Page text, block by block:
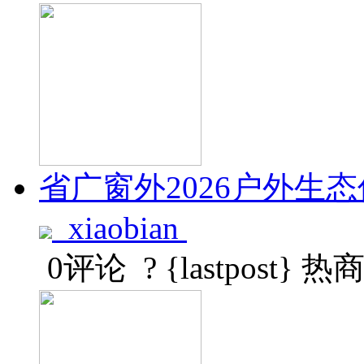
省广窗外2026户外生
xiaobian
0评论 ? {lastpost} 热